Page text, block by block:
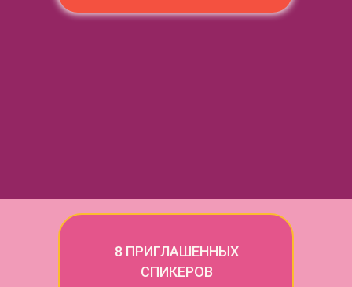
8 ПРИГЛАШЕННЫХ
СПИКЕРОВ